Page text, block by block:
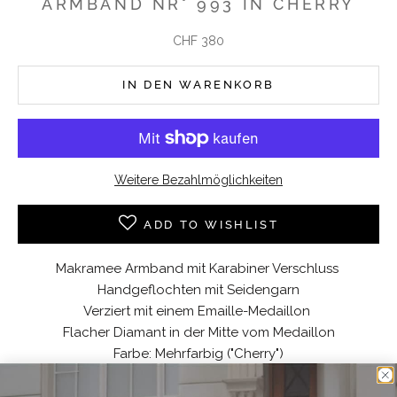
ARMBAND NR° 993 IN CHERRY
Angebot
CHF 380
IN DEN WARENKORB
Weitere Bezahlmöglichkeiten
ADD TO WISHLIST
Makramee Armband mit Karabiner Verschluss
Handgeflochten mit Seidengarn
Verziert mit einem Emaille-Medaillon
Flacher Diamant in der Mitte vom Medaillon
Farbe: Mehrfarbig ("Cherry")